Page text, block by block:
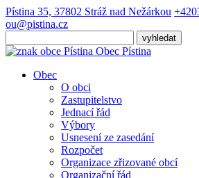
Pístina 35, 37802 Stráž nad Nežárkou
ou@pistina.cz
Obec Pístina
Obec
O obci
Zastupitelstvo
Jednací řád
Výbory
Usnesení ze zasedání
Rozpočet
Organizace zřizované obcí
Organizační řád